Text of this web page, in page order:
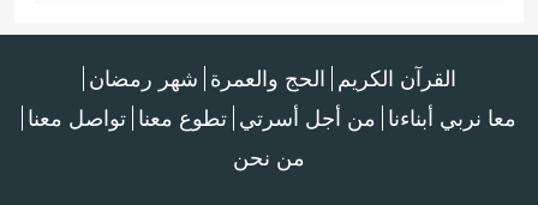
القرآن الكريم الحج والعمرة شهر رمضان
معا نربي أبناءنا من أجل أسرتي تطوع معنا تواصل معنا
من نحن